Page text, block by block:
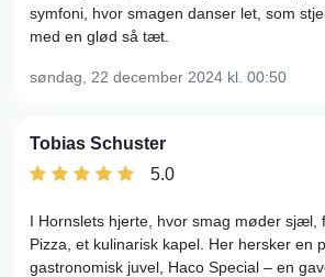
symfoni, hvor smagen danser let, som
med en glød så tæt.
søndag, 22 december 2024 kl. 00:50
Tobias Schuster
5.0
I Hornslets hjerte, hvor smag møder sjæl,
Pizza, et kulinarisk kapel. Her hersker en
gastronomisk juvel, Haco Special – en